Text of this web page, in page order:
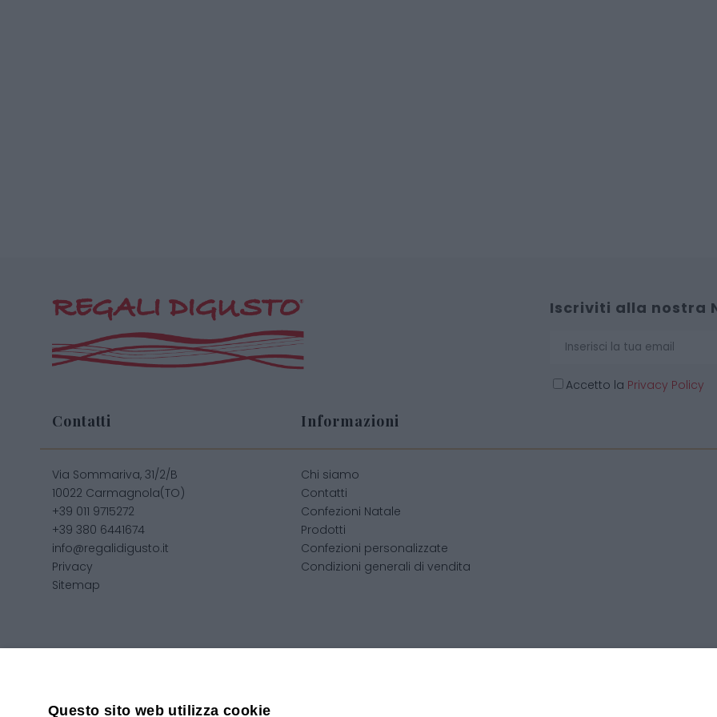
Iscriviti alla nostra
Accetto la Privacy Policy
Contatti
Via Sommariva, 31/2/B
10022 Carmagnola(TO)
+39 011 9715272
+39 380 6441674
info@regalidigusto.it
Privacy
Sitemap
Informazioni
Chi siamo
Contatti
Confezioni Natale
Prodotti
Confezioni personalizzate
Condizioni generali di vendita
Questo sito web utilizza cookie